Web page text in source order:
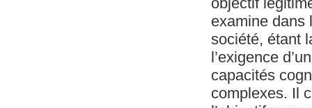
examine dans
société, étant
l’exigence
capacités
complexes. Il